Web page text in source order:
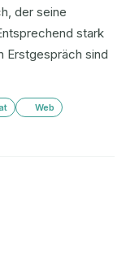
der seine
stark
Erstgespräch sind
Web